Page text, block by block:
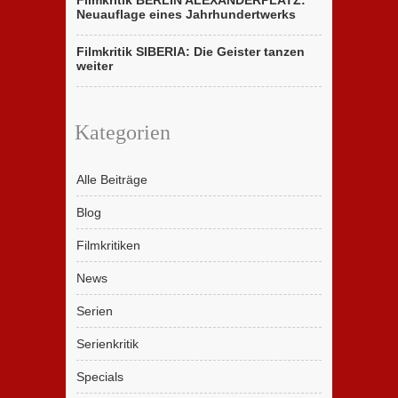
Neuauflage eines Jahrhundertwerks
Filmkritik SIBERIA: Die Geister tanzen
weiter
Kategorien
Alle Beiträge
Blog
Filmkritiken
News
Serien
Serienkritik
Specials